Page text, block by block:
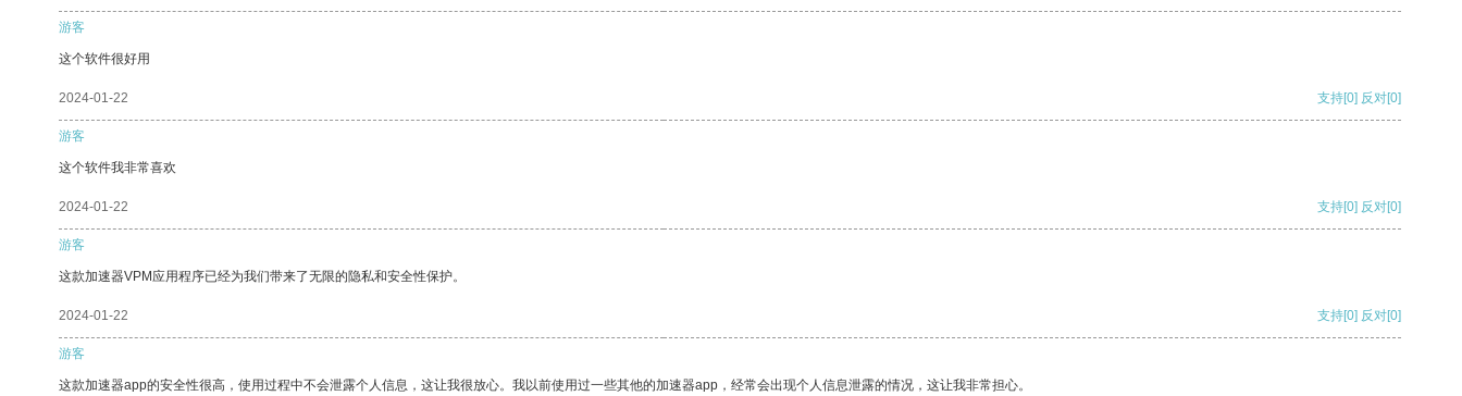
游客
这个软件很好用
2024-01-22 支持[0] 反对[0]
游客
这个软件我非常喜欢
2024-01-22 支持[0] 反对[0]
游客
这款加速器VPM应用程序已经为我们带来了无限的隐私和安全性保护。
2024-01-22 支持[0] 反对[0]
游客
这款加速器app的安全性很高，使用过程中不会泄露个人信息，这让我很放心。我以前使用过一些其他的加速器app，经常会出现个人信息泄露的情况，这让我非常担心。